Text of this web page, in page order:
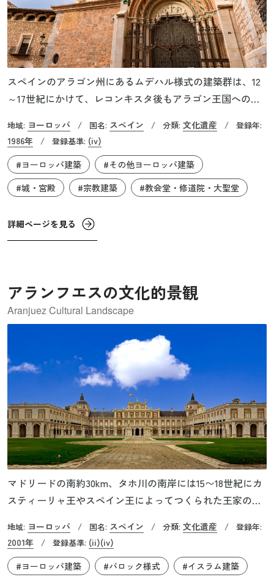
スペインのアラゴン州にあるムデハル様式の建築群は、12
～17世紀にかけて、レコンキスタ後もアラゴン王国への残
する10件の建造物には、テルエルのサンタ・マリア・デ・
メディアビーリャ大聖堂やサン・ペドロ聖堂、州都サラゴ
サのアルハフェリア宮殿やサン・パブロ聖堂などが含ま
れ、世界遺産に登録されています。
地域: ヨーロッパ / 国名: スペイン / 分類: 文化遺産 / 登録年:
1986年 / 登録基準: (iv)
#ヨーロッパ建築
#その他ヨーロッパ建築
#城・宮殿
#宗教建築 #教会堂・修道院・大聖堂
詳細ページを見る
アランフエスの文化的景観
Aranjuez Cultural Landscape
マドリードの南約30km、タホ川の南岸には15〜18世紀にカ
スティーリャ王やスペイン王によってつくられた王家の夏
の文化的景観には、入り組んだ水路が幾何学的にデザイン
された景観、自然と人間の営み、都市と農村の生活、森林
の野生動物と洗練された建築物など、多様な要素が織り交
地域: ヨーロッパ / 国名: スペイン / 分類: 文化遺産 / 登録年:
2001年 / 登録基準: (ii)(iv)
#ヨーロッパ建築
#バロック様式
#イスラム建築